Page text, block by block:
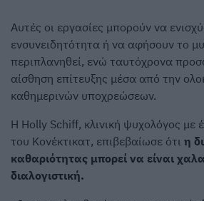
Αυτές οι εργασίες μπορούν να
ενσυνειδητότητα ή να αφήσουν το
περιπλανηθεί, ενώ ταυτόχρονα
αίσθηση επίτευξης μέσα από την
καθημερινών υποχρεώσεων.
Η Holly Schiff, κλινική ψυχολόγος με
του Κονέκτικατ, επιβεβαίωσε ότι η
καθαριότητας μπορεί να είναι
διαλογιστική.